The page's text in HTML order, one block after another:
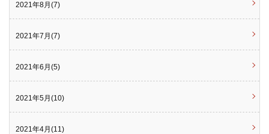
2021年8月(7)
2021年7月(7)
2021年6月(5)
2021年5月(10)
2021年4月(11)